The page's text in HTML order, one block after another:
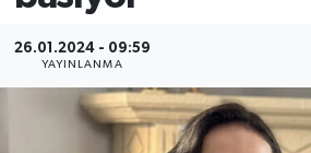
26.01.2024 - 09:59
YAYINLANMA
Tüm Manşetler
Son Dakika Haberleri